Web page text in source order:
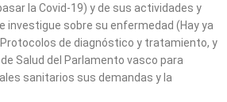
la Covid-19) y de sus actividades y
investigue sobre su enfermedad (Hay ya
de diagnóstico y tratamiento, y
Salud del Parlamento vasco para
sanitarios sus demandas y la